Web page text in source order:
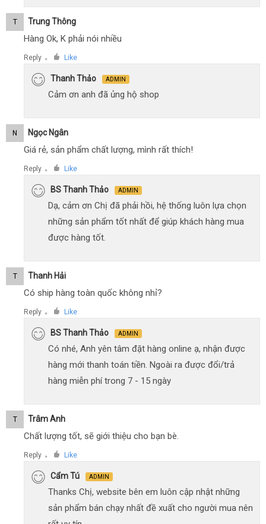
T Trung Thông
Hàng Ok, K phải nói nhiều
Reply ● Like
Thanh Thảo ADMIN
Cảm ơn anh đã ủng hộ shop
N Ngọc Ngân
Giá rẻ, sản phẩm chất lượng, mình rất thích!
Reply ● Like
BS Thanh Thảo ADMIN
Dạ, cảm ơn Chị đã phải hồi, hệ thống luôn lựa chọn
những sản phẩm tốt nhất để giúp khách hàng mua
được hàng tốt.
T Thanh Hải
Có ship hàng toàn quốc không nhỉ?
Reply ● Like
BS Thanh Thảo ADMIN
Có nhé, Anh yên tâm đặt hàng online ạ, nhận được
hàng mới thanh toán tiền. Ngoài ra được đổi/trả
hàng miễn phí trong 7 - 15 ngày
T Trâm Anh
Chất lượng tốt, sẽ giới thiệu cho bạn bè.
Reply ● Like
Cẩm Tú ADMIN
Thanks Chị, website bên em luôn cập nhật những
sản phẩm bán chạy nhất đề xuất cho người mua nên